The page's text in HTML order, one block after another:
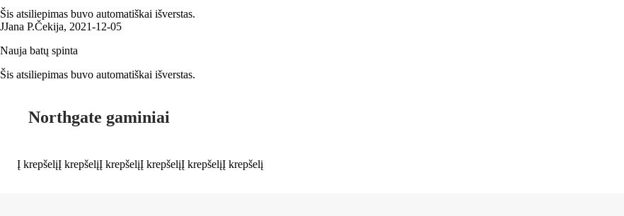
Šis atsiliepimas buvo automatiškai išverstas.
JJana P.Čekija, 2021‑12‑05
Nauja batų spinta
Šis atsiliepimas buvo automatiškai išverstas.
Northgate gaminiai
Į krepšelįĮ krepšelįĮ krepšelįĮ krepšelįĮ krepšelįĮ krepšelį